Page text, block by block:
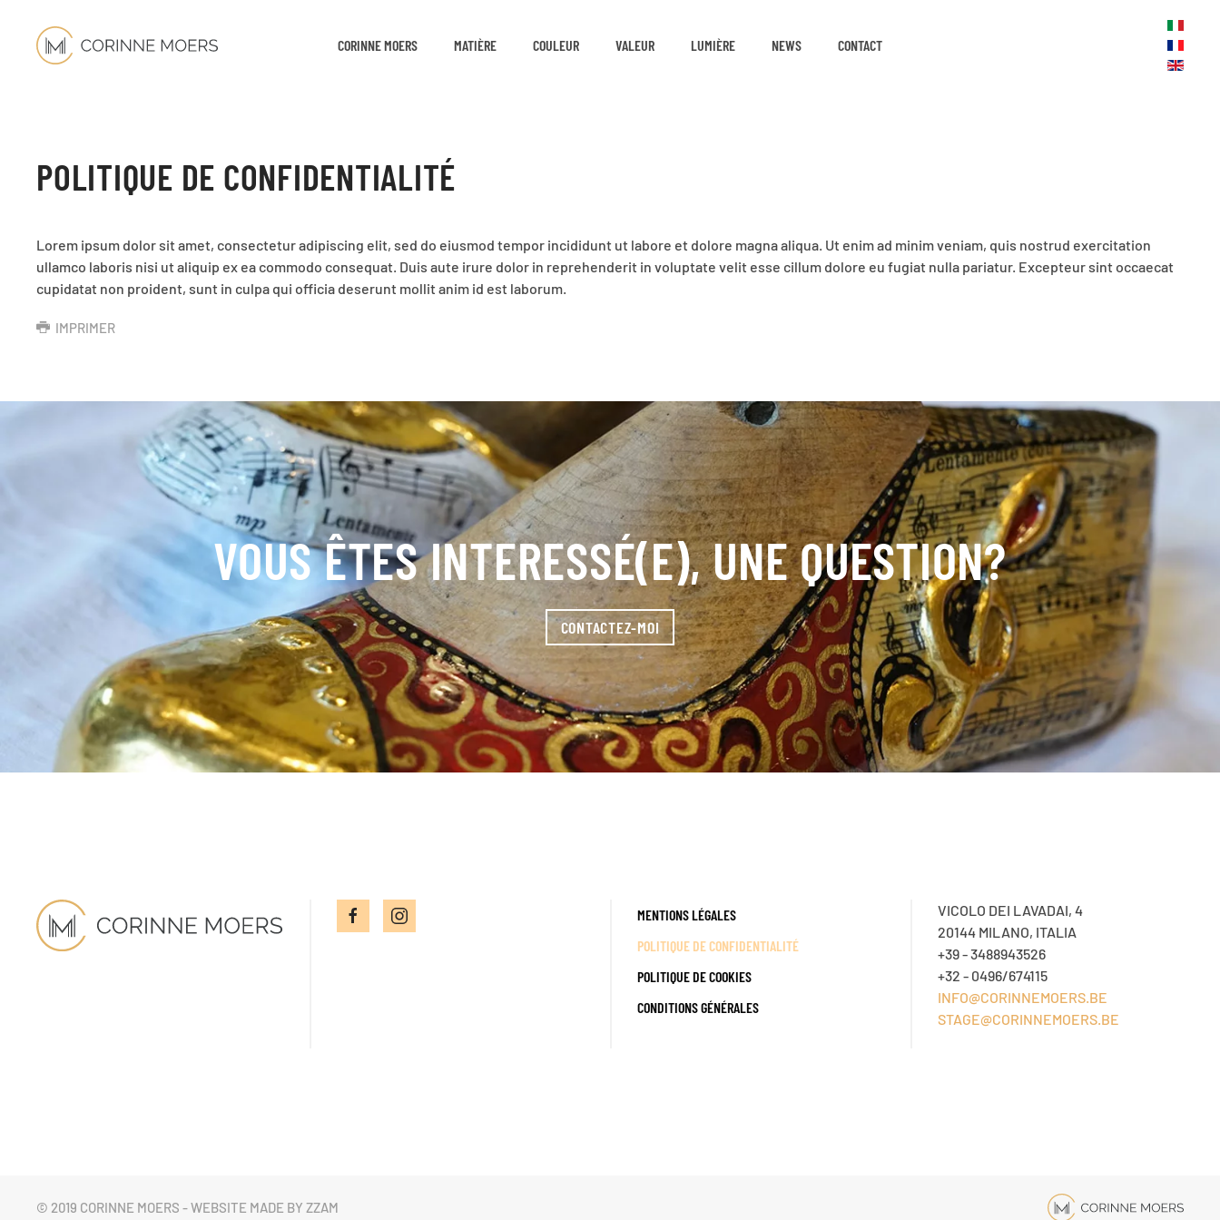
CORINNE MOERS MATIÈRE COULEUR VALEUR LUMIÈRE NEWS CONTACT
POLITIQUE DE CONFIDENTIALITÉ
Lorem ipsum dolor sit amet, consectetur adipiscing elit, sed do eiusmod tempor incididunt ut labore et dolore magna aliqua. Ut enim ad minim veniam, quis nostrud exercitation
ullamco laboris nisi ut aliquip ex ea commodo consequat. Duis aute irure dolor in reprehenderit in voluptate velit esse cillum dolore eu fugiat nulla pariatur. Excepteur sint occaecat
cupidatat non proident, sunt in culpa qui officia deserunt mollit anim id est laborum.
IMPRIMER
VOUS ÊTES INTERESSÉ(E), UNE QUESTION?
CONTACTEZ-MOI
MENTIONS LÉGALES
POLITIQUE DE CONFIDENTIALITÉ
POLITIQUE DE COOKIES
CONDITIONS GÉNÉRALES
VICOLO DEI LAVADAI, 4
20144 MILANO, ITALIA
+39 - 3488943526
+32 - 0496/674115
INFO@CORINNEMOERS.BE
STAGE@CORINNEMOERS.BE
© 2019 CORINNE MOERS - WEBSITE MADE BY ZZAM